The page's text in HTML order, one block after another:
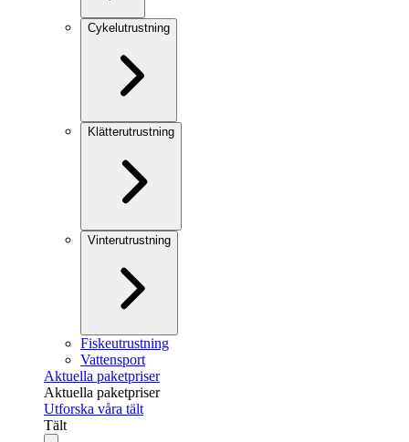
Cykelutrustning
Klätterutrustning
Vinterutrustning
Fiskeutrustning
Vattensport
Aktuella paketpriser
Aktuella paketpriser
Utforska våra tält
Tält